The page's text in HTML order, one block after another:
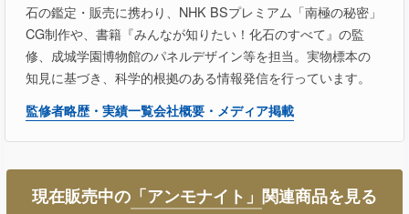
石の鑑定・販売に携わり、NHK BSプレミアム「南極の秘密」
CG制作や、書籍『みんなが知りたい！化石のすべて』の監
修、成城学園博物館のパネルデザイン等を担当。実物標本の
知見に基づき、科学的根拠のある情報発信を行っています。
監修者略歴・実績一覧会社概要・メディア掲載
現在販売中の「アンモナイト」 関連商品を見る